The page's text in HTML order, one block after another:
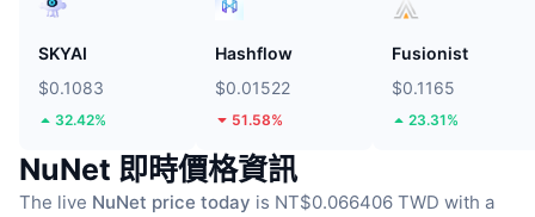
SKYAI
$0.1083
32.42%
Hashflow
$0.01522
51.58%
Fusionist
$0.1165
23.31%
NuNet 即時價格資訊
The live NuNet price today is NT$0.066406 TWD with a